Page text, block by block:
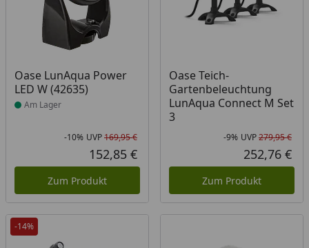
Oase LunAqua Power
LED W (42635)
Produkt am Lager
Am Lager
Rabatt in Prozent
-10%
Ursprünglicher Preis
UVP169,95 €
Aktueller Preis
152,85 €
Zum Produkt
Oase Teich-
Gartenbeleuchtung
LunAqua Connect M Set
3​
-9% UVP279,95 €
252,76 €
Zum Produkt
-14%